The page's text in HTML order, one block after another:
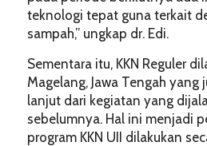
teknologi tepat guna terkait
sampah,” ungkap dr. Edi.
Sementara itu, KKN Reguler
Magelang, Jawa Tengah yang
lanjut dari kegiatan yang
sebelumnya. Hal ini menjadi
program KKN UII dilakukan